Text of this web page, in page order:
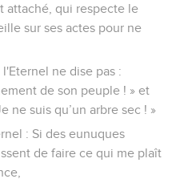
attaché, qui respecte le
sur ses actes pour ne
ne dise pas :
de son peuple ! » et
ne suis qu’un arbre sec ! »
: Si des eunuques
de faire ce qui me plaît